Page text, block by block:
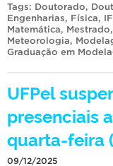
Tags: Doutorado,
Engenharias, Física,
Matemática, Mestrado,
Meteorologia,
Graduação em
UFPel
presenciais
quarta-feira
09/12/2025